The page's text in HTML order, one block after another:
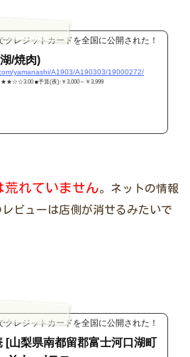
/焼肉)
yamanashi/A1903/A190303/19000272/
■予算(夜):￥3,000～￥3,999
荒れていません。ネットの情報
ビューは店側が消せるみたいで
[山梨県南都留郡富士河口湖町